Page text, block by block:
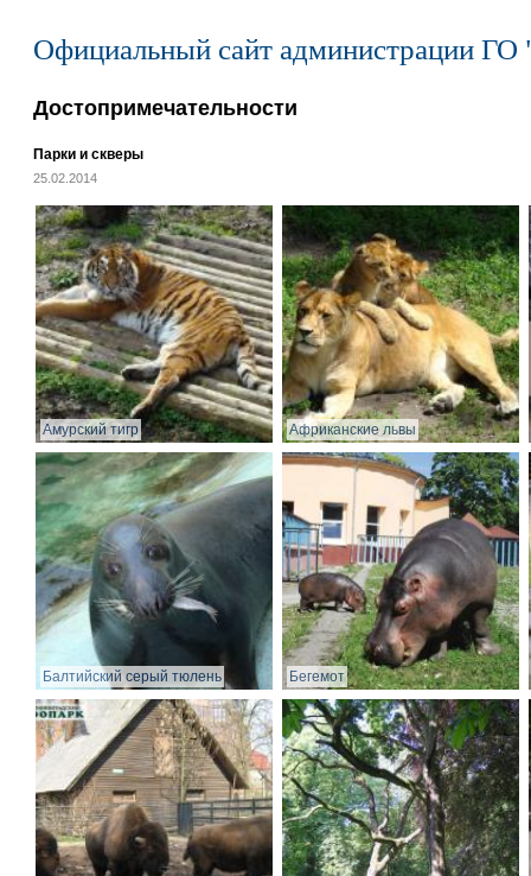
Официальный сайт администрации ГО
Достопримечательности
Парки и скверы
25.02.2014
Амурский тигр Африканские львы
Балтийский серый тюлень Бегемот